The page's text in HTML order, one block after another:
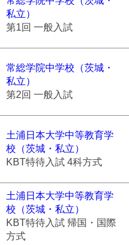
私立）
第1回 一般入試
常総学院中学校（茨城・
私立）
第2回 一般入試
土浦日本大学中等教育学
校（茨城・私立）
KBT特待入試 4科方式
土浦日本大学中等教育学
校（茨城・私立）
KBT特待入試 帰国・国際
方式